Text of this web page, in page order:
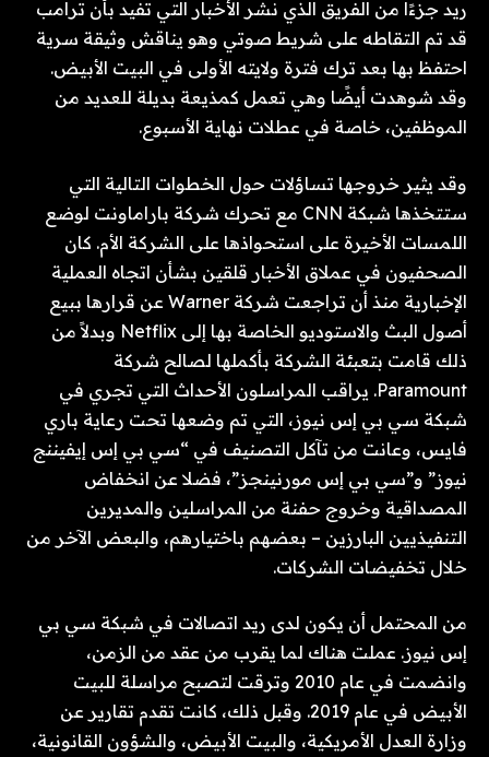
ريد جزءًا من الفريق الذي نشر الأخبار التي تفيد بأن ترامب
قد تم التقاطه على شريط صوتي وهو يناقش وثيقة سرية
احتفظ بها بعد ترك فترة ولايته الأولى في البيت الأبيض.
وقد شوهدت أيضًا وهي تعمل كمذيعة بديلة للعديد من
الموظفين، خاصة في عطلات نهاية الأسبوع.
وقد يثير خروجها تساؤلات حول الخطوات التالية التي
ستتخذها شبكة CNN مع تحرك شركة باراماونت لوضع
اللمسات الأخيرة على استحواذها على الشركة الأم. كان
الصحفيون في عملاق الأخبار قلقين بشأن اتجاه العملية
الإخبارية منذ أن تراجعت شركة Warner عن قرارها ببيع
أصول البث والاستوديو الخاصة بها إلى Netflix وبدلاً من
ذلك قامت بتعبئة الشركة بأكملها لصالح شركة
Paramount. يراقب المراسلون الأحداث التي تجري في
شبكة سي بي إس نيوز، التي تم وضعها تحت رعاية باري
فايس، وعانت من تآكل التصنيف في “سي بي إس إيفيننج
نيوز” و”سي بي إس مورنينجز”، فضلا عن انخفاض
المصداقية وخروج حفنة من المراسلين والمديرين
التنفيذيين البارزين – بعضهم باختيارهم، والبعض الآخر من
خلال تخفيضات الشركات.
من المحتمل أن يكون لدى ريد اتصالات في شبكة سي بي
إس نيوز. عملت هناك لما يقرب من عقد من الزمن،
وانضمت في عام 2010 وترقت لتصبح مراسلة للبيت
الأبيض في عام 2019. وقبل ذلك، كانت تقدم تقارير عن
وزارة العدل الأمريكية، والبيت الأبيض، والشؤون القانونية،